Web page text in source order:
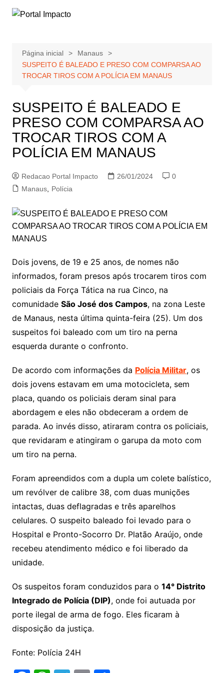
para
Página inicial
Manaus
SUSPEITO É BALEADO E PRESO COM COMPARSA AO
TROCAR TIROS COM A POLÍCIA EM MANAUS
SUSPEITO É BALEADO E
PRESO COM COMPARSA AO
TROCAR TIROS COM A
POLÍCIA EM MANAUS
Redacao Portal Impacto 26/01/2024
0
Manaus, Polícia
Dois jovens, de 19 e 25 anos, de nomes não
informados, foram presos após trocarem tiros com
policiais da Força Tática na rua Cinco, na
comunidade São José dos Campos, na zona Leste
de Manaus, nesta última quinta-feira (25). Um dos
suspeitos foi baleado com um tiro na perna
esquerda durante o confronto.
De acordo com informações da Polícia Militar, os
dois jovens estavam em uma motocicleta, sem
placa, quando os policiais deram sinal para
abordagem e eles não obdeceram a ordem de
parada. Ao invés disso, atiraram contra os policiais,
que revidaram e atingiram o garupa da moto com
um tiro na perna.
Foram apreendidos com a dupla um colete balístico,
um revólver de calibre 38, com duas munições
intactas, duas deflagradas e três aparelhos
celulares. O suspeito baleado foi levado para o
Hospital e Pronto-Socorro Dr. Platão Araújo, onde
recebeu atendimento médico e foi liberado da
unidade.
Os suspeitos foram conduzidos para o 14° Distrito
Integrado de Polícia (DIP), onde foi autuada por
porte ilegal de arma de fogo. Eles ficaram à
disposição da justiça.
Fonte: Polícia 24H